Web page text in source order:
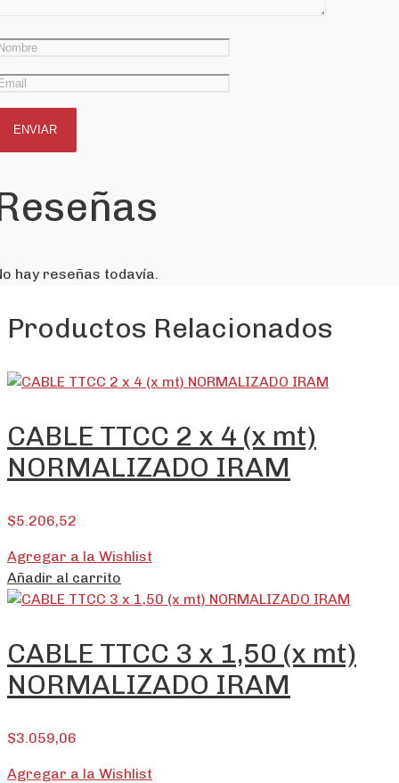
hay reseñas todavía.
Productos Relacionados
CABLE TTCC 2 x 4 (x mt)
NORMALIZADO IRAM
$5.206,52
Agregar a la Wishlist
Añadir al carrito
CABLE TTCC 3 x 1,50 (x mt)
NORMALIZADO IRAM
$3.059,06
Agregar a la Wishlist